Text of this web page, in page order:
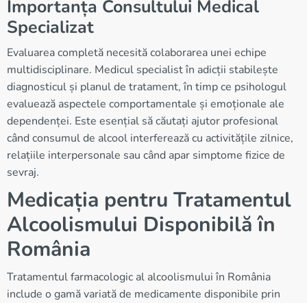
Importanța Consultului Medical
Specializat
Evaluarea completă necesită colaborarea unei echipe
multidisciplinare. Medicul specialist în adicții stabilește
diagnosticul și planul de tratament, în timp ce psihologul
evaluează aspectele comportamentale și emoționale ale
dependenței. Este esențial să căutați ajutor profesional
când consumul de alcool interferează cu activitățile zilnice,
relațiile interpersonale sau când apar simptome fizice de
sevraj.
Medicația pentru Tratamentul
Alcoolismului Disponibilă în
România
Tratamentul farmacologic al alcoolismului în România
include o gamă variată de medicamente disponibile prin